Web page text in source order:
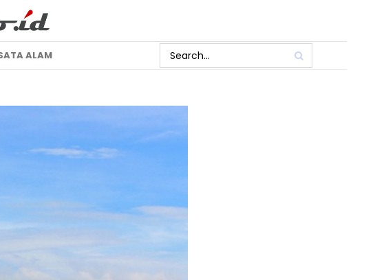
ALAM